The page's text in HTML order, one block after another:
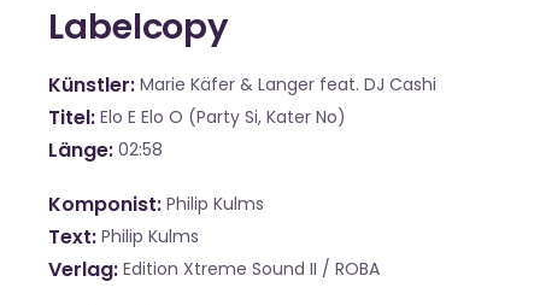
Labelcopy
Künstler Marie Käfer & Langer feat. DJ Cashi
Titel Elo E Elo O (Party Si, Kater No)
Länge 02:58
Komponist Philip Kulms
Text Philip Kulms
Verlag Edition Xtreme Sound II / ROBA